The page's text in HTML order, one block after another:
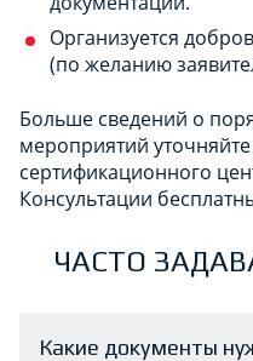
Организуется
(по желанию
Больше сведений о
мероприятий
сертификационного
Консультации
ЧАСТО
Какие документы